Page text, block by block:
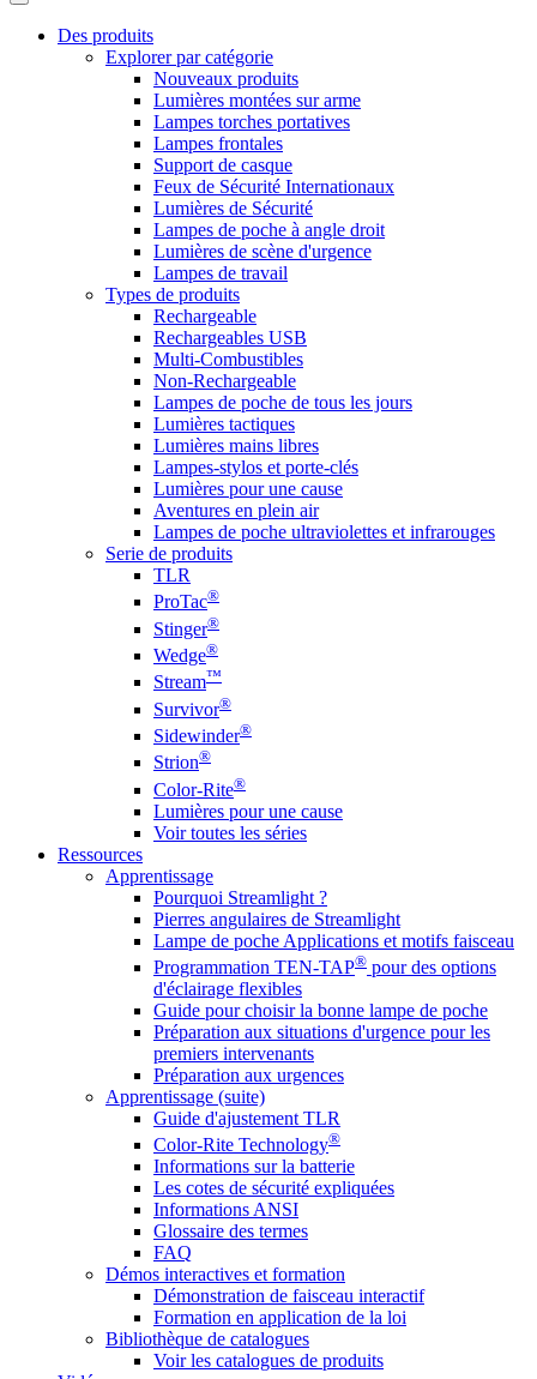
Des produits
Explorer par catégorie
Nouveaux produits
Lumières montées sur arme
Lampes torches portatives
Lampes frontales
Support de casque
Feux de Sécurité Internationaux
Lumières de Sécurité
Lampes de poche à angle droit
Lumières de scène d'urgence
Lampes de travail
Types de produits
Rechargeable
Rechargeables USB
Multi-Combustibles
Non-Rechargeable
Lampes de poche de tous les jours
Lumières tactiques
Lumières mains libres
Lampes-stylos et porte-clés
Lumières pour une cause
Aventures en plein air
Lampes de poche ultraviolettes et infrarouges
Serie de produits
TLR
ProTac®
Stinger®
Wedge®
Stream™
Survivor®
Sidewinder®
Strion®
Color-Rite®
Lumières pour une cause
Voir toutes les séries
Ressources
Apprentissage
Pourquoi Streamlight ?
Pierres angulaires de Streamlight
Lampe de poche Applications et motifs faisceau
Programmation TEN-TAP® pour des options
d'éclairage flexibles
Guide pour choisir la bonne lampe de poche
Préparation aux situations d'urgence pour les
premiers intervenants
Préparation aux urgences
Apprentissage (suite)
Guide d'ajustement TLR
Color-Rite Technology®
Informations sur la batterie
Les cotes de sécurité expliquées
Informations ANSI
Glossaire des termes
FAQ
Démos interactives et formation
Démonstration de faisceau interactif
Formation en application de la loi
Bibliothèque de catalogues
Voir les catalogues de produits